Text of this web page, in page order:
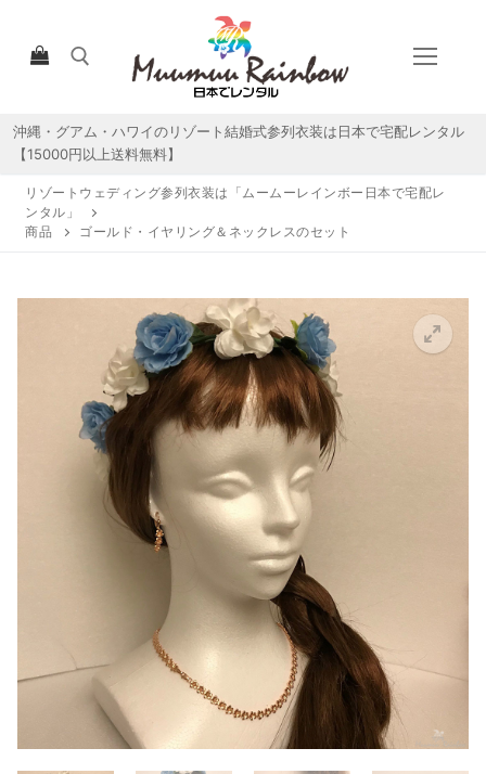
ツ
検索:
沖縄・グアム・ハワイのリゾート結婚式参列衣装は日本で宅配レンタル
【15000円以上送料無料】
HOME
宅配レンタルについて
宅配レンタル商品一覧
来店試着
お客様の声
お問い合わせ
来店レンタル
索:
リゾートウェディング参列衣装は「ムームーレインボー日本で宅配レ
ンタル」
商品
ゴールド・イヤリング＆ネックレスのセット